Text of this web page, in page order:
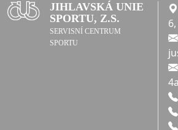
JIHLAVSKÁ UNIE
SPORTU, Z.S.
SERVISNÍ CENTRUM
SPORTU